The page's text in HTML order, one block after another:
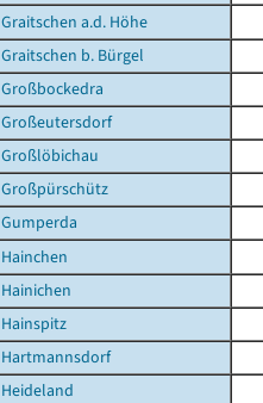
Graitschen a.d. Höhe
Graitschen b. Bürgel
Großbockedra
Großeutersdorf
Großlöbichau
Großpürschütz
Gumperda
Hainchen
Hainichen
Hainspitz
Hartmannsdorf
Heideland